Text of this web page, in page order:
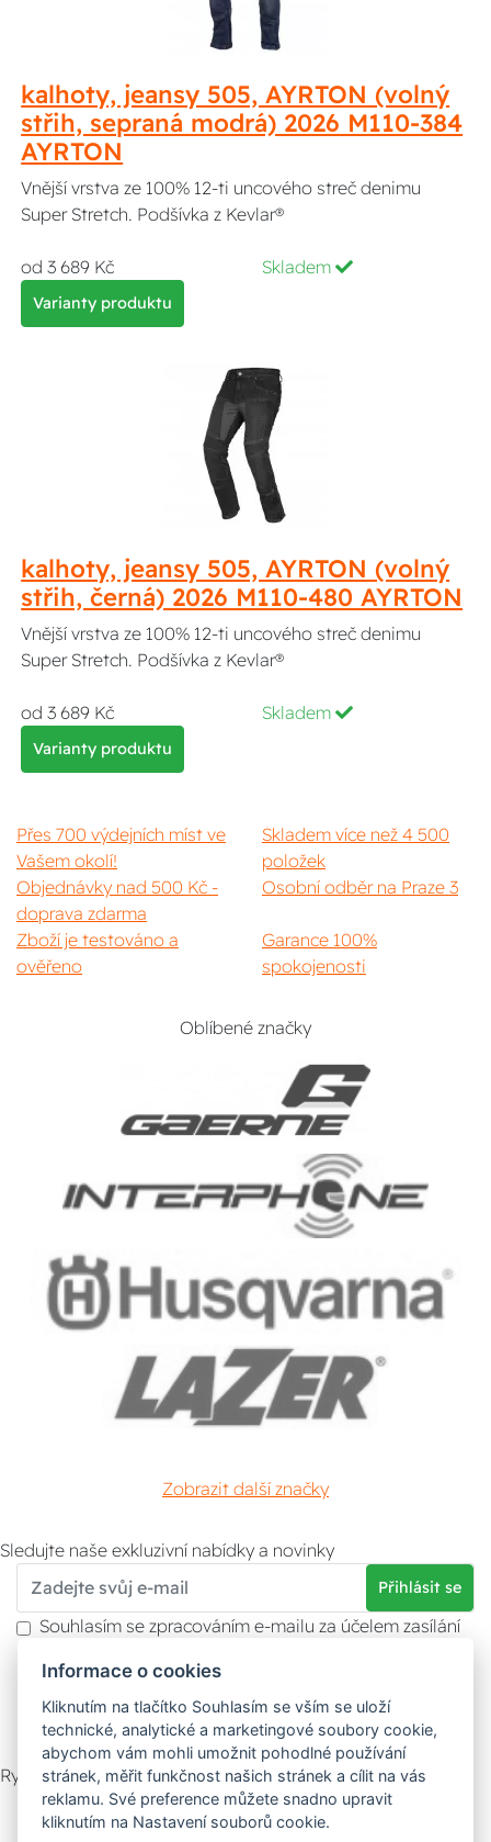
kalhoty, jeansy 505, AYRTON (volný
střih, sepraná modrá) 2026 M110-384
AYRTON
Vnější vrstva ze 100% 12-ti uncového streč denimu
Super Stretch. Podšívka z Kevlar®
od 3 689 Kč Skladem
Varianty produktu
kalhoty, jeansy 505, AYRTON (volný
střih, černá) 2026 M110-480 AYRTON
Vnější vrstva ze 100% 12-ti uncového streč denimu
Super Stretch. Podšívka z Kevlar®
od 3 689 Kč Skladem
Varianty produktu
Přes 700 výdejních míst ve
Vašem okolí!
Skladem více než 4 500
položek
Objednávky nad 500 Kč -
doprava zdarma
Osobní odběr na Praze 3
Zboží je testováno a
ověřeno
Garance 100%
spokojenosti
Oblíbené značky
Zobrazit další značky
Sledujte naše exkluzivní nabídky a novinky
Přihlásit se
Souhlasím se zpracováním e-mailu za účelem zasílání
Více informací naleznete v
údajů . Souhlas můžete kdykoliv odvolat.
Rychlý kontakt
Zákaznický servis Vyzvednutí zboží
Informace o cookies
Kliknutím na tlačítko Souhlasím se vším se uloží
technické, analytické a marketingové soubory cookie,
abychom vám mohli umožnit pohodlné používání
stránek, měřit funkčnost našich stránek a cílit na vás
reklamu. Své preference můžete snadno upravit
kliknutím na Nastavení souborů cookie.